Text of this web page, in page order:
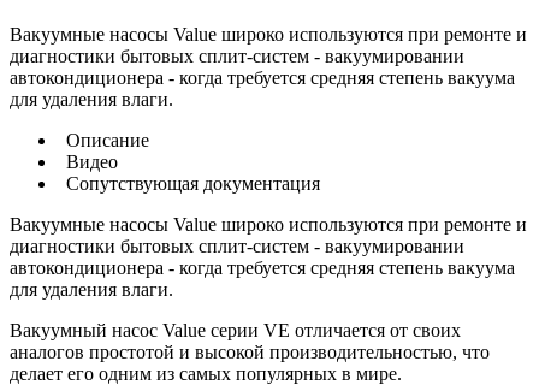
Вакуумные насосы Value широко используются при ремонте и
диагностики бытовых сплит-систем - вакуумировании
автокондиционера - когда требуется средняя степень вакуума
для удаления влаги.
Описание
Видео
Сопутствующая документация
Вакуумные насосы Value широко используются при ремонте и
диагностики бытовых сплит-систем - вакуумировании
автокондиционера - когда требуется средняя степень вакуума
для удаления влаги.
Вакуумный насос Value серии VE отличается от своих
аналогов простотой и высокой производительностью, что
делает его одним из самых популярных в мире.